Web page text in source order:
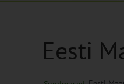
Eesti